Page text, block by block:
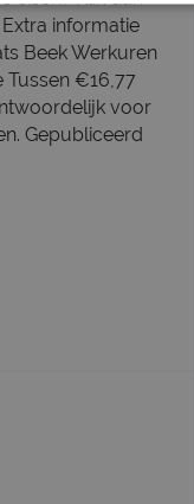
informatie
Beek Werkuren
Tussen €16,77
voor
Gepubliceerd